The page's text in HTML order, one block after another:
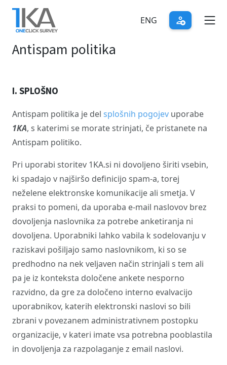
Skip
main
content
ENG
Antispam politika
I. SPLOŠNO
Antispam politika je del splošnih pogojev uporabe
1KA, s katerimi se morate strinjati, če pristanete na
Antispam politiko.
Pri uporabi storitev 1KA.si ni dovoljeno širiti vsebin,
ki spadajo v najširšo definicijo spam-a, torej
neželene elektronske komunikacije ali smetja. V
praksi to pomeni, da uporaba e-mail naslovov brez
dovoljenja naslovnika za potrebe anketiranja ni
dovoljena. Uporabniki lahko vabila k sodelovanju v
raziskavi pošiljajo samo naslovnikom, ki so se
predhodno na nek veljaven način strinjali s tem ali
pa je iz konteksta določene ankete nesporno
razvidno, da gre za določeno interno evalvacijo
uporabnikov, katerih elektronski naslovi so bili
zbrani v povezanem administrativnem postopku
organizacije, v kateri imate vsa potrebna pooblastila
in dovoljenja za razpolaganje z email naslovi.